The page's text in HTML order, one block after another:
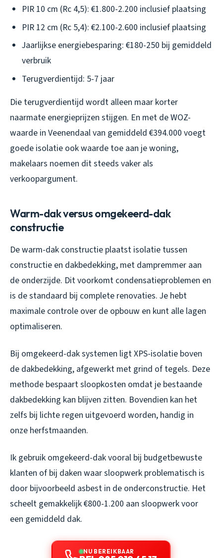
PIR 10 cm (Rc 4,5): €1.800-2.200 inclusief plaatsing
PIR 12 cm (Rc 5,4): €2.100-2.600 inclusief plaatsing
Jaarlijkse energiebesparing: €180-250 bij gemiddeld
verbruik
Terugverdientijd: 5-7 jaar
Die terugverdientijd wordt alleen maar korter
naarmate energieprijzen stijgen. En met de WOZ-
waarde in Veenendaal van gemiddeld €394.000 voegt
goede isolatie ook waarde toe aan je woning,
makelaars noemen dit steeds vaker als
verkoopargument.
Warm-dak versus omgekeerd-dak
constructie
De warm-dak constructie plaatst isolatie tussen
constructie en dakbedekking, met dampremmer aan
de onderzijde. Dit voorkomt condensatieproblemen en
is de standaard bij complete renovaties. Je hebt
maximale controle over de opbouw en kunt alle lagen
optimaliseren.
Bij omgekeerd-dak systemen ligt XPS-isolatie boven
de dakbedekking, afgewerkt met grind of tegels. Deze
methode bespaart sloopkosten omdat je bestaande
dakbedekking kan blijven zitten. Bovendien kan het
zelfs bij lichte regen uitgevoerd worden, handig in
onze herfstmaanden.
Ik gebruik omgekeerd-dak vooral bij budgetbewuste
klanten of bij daken waar sloopwerk problematisch is
door bijvoorbeeld asbest in de onderconstructie. Het
scheelt gemakkelijk €800-1.200 aan sloopwerk voor
een gemiddeld dak.
NU BEREIKBAAR